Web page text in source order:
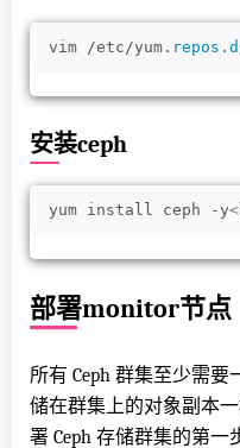
vim /etc/yum. repos . d
安装ceph
yum install ceph -y<
部署monitor节点
所有 Ceph 群集至少需
储在群集上的对象副本
署 Ceph 存储群集的第一